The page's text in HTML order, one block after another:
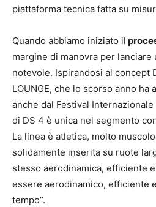
piattaforma tecnica fatta su
Quando abbiamo iniziato il
margine di manovra per
notevole. Ispirandosi al concept
LOUNGE, che lo scorso anno
anche dal Festival
di DS 4 è unica nel segmento
La linea è atletica, molto
solidamente inserita su ruote
stesso aerodinamica, efficiente
essere aerodinamico, efficiente
tempo”.